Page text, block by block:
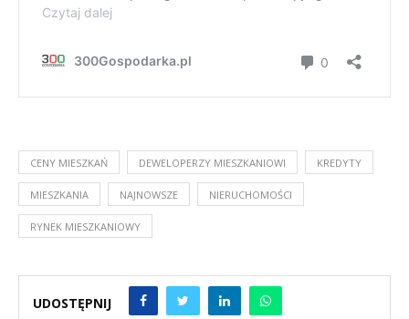
CENY MIESZKAŃ DEWELOPERZY MIESZKANIOWI KREDYTY
MIESZKANIA NAJNOWSZE NIERUCHOMOŚCI
RYNEK MIESZKANIOWY
UDOSTĘPNIJ